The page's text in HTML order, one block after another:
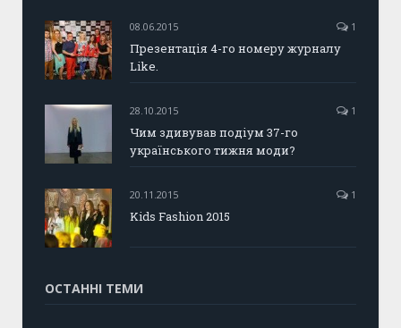
08.06.2015 1
Презентація 4-го номеру журналу
Like.
28.10.2015 1
Чим здивував подіум 37-го
українського тижня моди?
20.11.2015 1
Kids Fashion 2015
ОСТАННІ ТЕМИ